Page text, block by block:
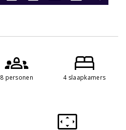
8 personen 4 slaapkamers